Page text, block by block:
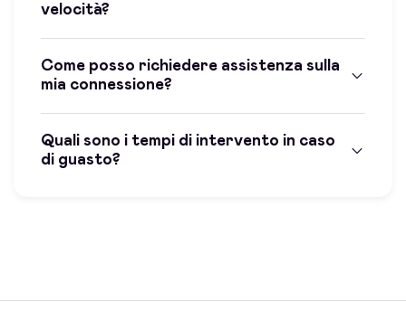
velocità?
Come posso richiedere assistenza sulla
mia connessione?
Quali sono i tempi di intervento in caso
di guasto?